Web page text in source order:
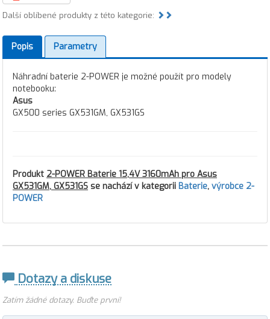
Další oblíbené produkty z této kategorie:
Popis Parametry
Náhradní baterie 2-POWER je možné použít pro modely
notebooku:
Asus
GX500 series GX531GM, GX531GS
Produkt 2-POWER Baterie 15,4V 3160mAh pro Asus
GX531GM, GX531GS se nachází v kategorii Baterie, výrobce 2-
POWER
Dotazy a diskuse
Zatím žádné dotazy. Buďte první!